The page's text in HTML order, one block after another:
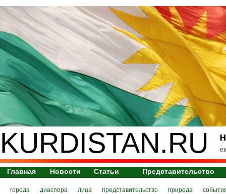
KURDISTAN.RU
Главная Новости Статьи Представительство
города диаспора лица представительство природа